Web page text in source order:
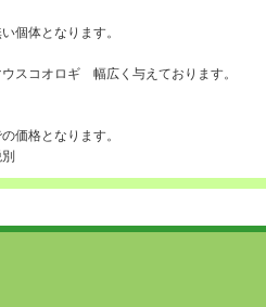
個体となります。
スコオロギ 幅広く与えております。
価格となります。